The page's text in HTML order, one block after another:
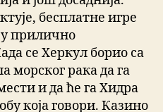
бесплатне игре
у прилично
се Херкул борио са
морског рака да га
и да ће га Хидра
која говори. Казино